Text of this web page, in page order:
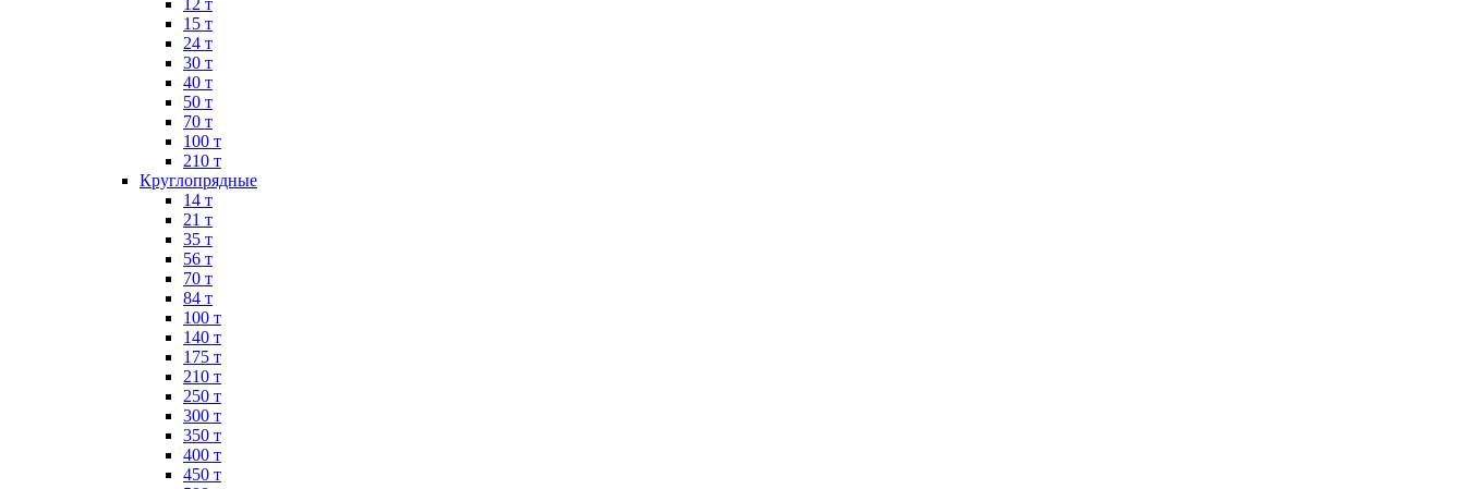
12 т
15 т
24 т
30 т
40 т
50 т
70 т
100 т
210 т
Круглопрядные
14 т
21 т
35 т
56 т
70 т
84 т
100 т
140 т
175 т
210 т
250 т
300 т
350 т
400 т
450 т